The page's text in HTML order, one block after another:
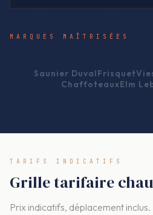
MARQUES MAÎTRISÉES
Saunier DuvalFrisquet
ChaffoteauxElm
TARIFS INDICATIFS
Grille tarifaire
Prix indicatifs, déplacement